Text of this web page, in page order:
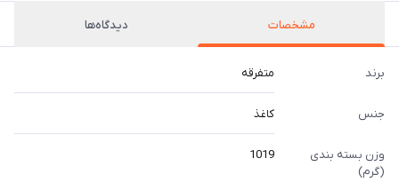
مشخصات دیدگاه‌ها
برند متفرقه
جنس کاغذ
وزن بسته بندی
(گرم)
1019